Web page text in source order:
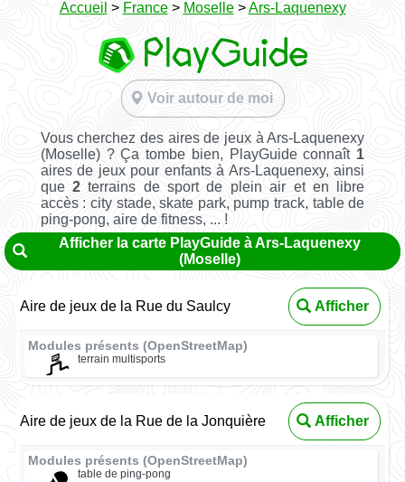
Accueil > France> Moselle>Ars-Laquenexy
Voir autour de moi
Vous cherchez des aires de jeux à Ars-Laquenexy
(Moselle) ? Ça tombe bien, PlayGuide connaît 1
aires de jeux pour enfants à Ars-Laquenexy, ainsi
que2 terrains de sport de plein air et en libre
accès : city stade, skate park, pump track, table de
ping-pong, aire de fitness, ... !
Afficher la carte PlayGuide à Ars-Laquenexy
(Moselle)
Aire de jeux de la Rue du Saulcy Afficher
Modules présents (OpenStreetMap)
terrain multisports
Aire de jeux de la Rue de la Jonquière Afficher
Modules présents (OpenStreetMap)
table de ping-pong